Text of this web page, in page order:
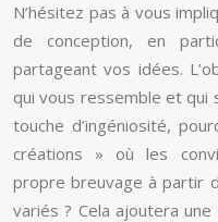
N’hésitez pas à vous
de conception, en
partageant vos idées.
qui vous ressemble et qui
touche d’ingéniosité,
créations » où les
propre breuvage à partir
variés ? Cela ajoutera